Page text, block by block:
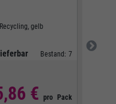
gelb
Bestand: 7
€ pro
Pack